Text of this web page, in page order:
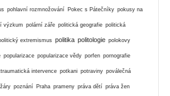
pohlavní rozmnožování Pokec s Pátečníky pokusy na
výzkum polární záře politická geografie politická
extremismus politika politologie polokovy
popularizace popularizace vědy porfen pornografie
intervence potkani potraviny poválečná
poznání Praha prameny práva dětí práva žen